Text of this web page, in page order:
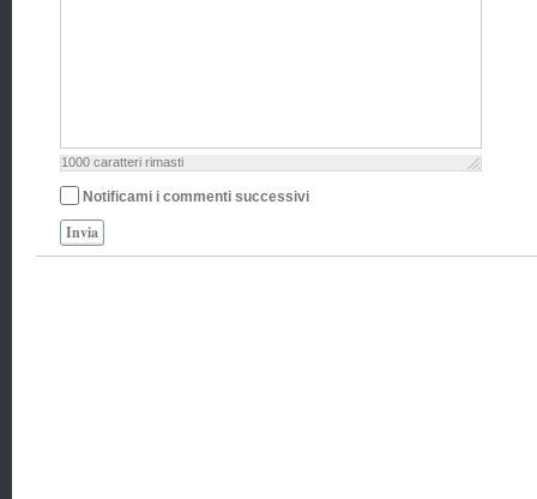
1000 caratteri rimasti
Notificami i commenti successivi
Invia